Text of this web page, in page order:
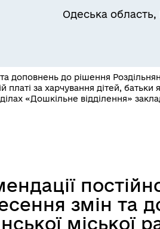
Цивільний захист населення
Одеська область,
доповнень до рішення
платі за харчування дітей,
«Дошкільне відділення»
змін та
міської